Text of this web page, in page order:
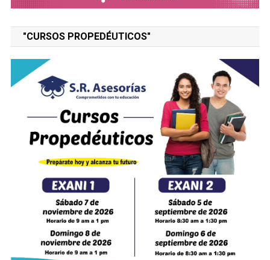
"CURSOS PROPEDÉUTICOS"